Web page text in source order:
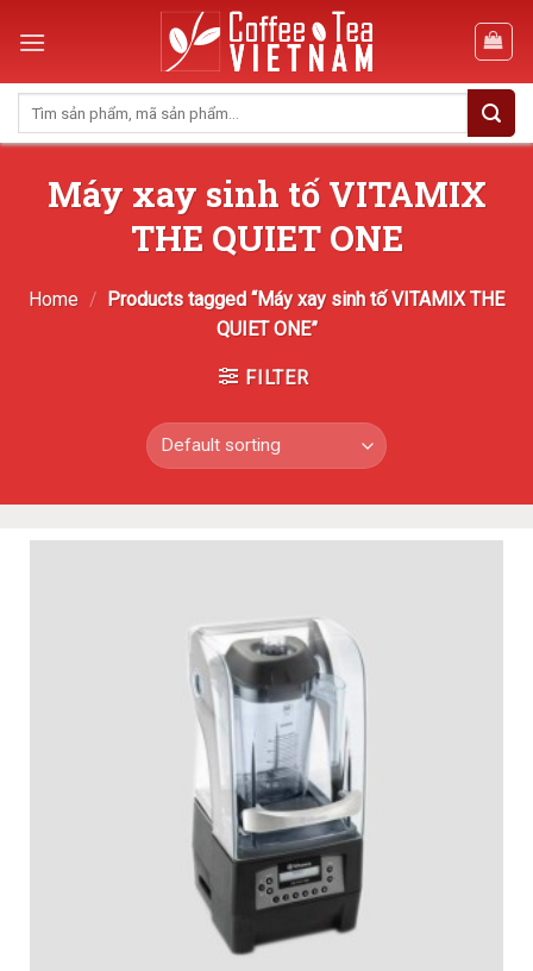
Máy xay sinh tố VITAMIX
THE QUIET ONE
Home / Products tagged “Máy xay sinh tố VITAMIX THE
QUIET ONE”
FILTER